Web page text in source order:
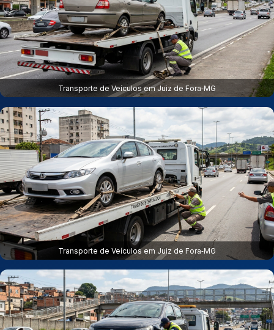
Transporte de Veículos em Juiz de Fora‑MG
Transporte de Veículos em Juiz de Fora‑MG